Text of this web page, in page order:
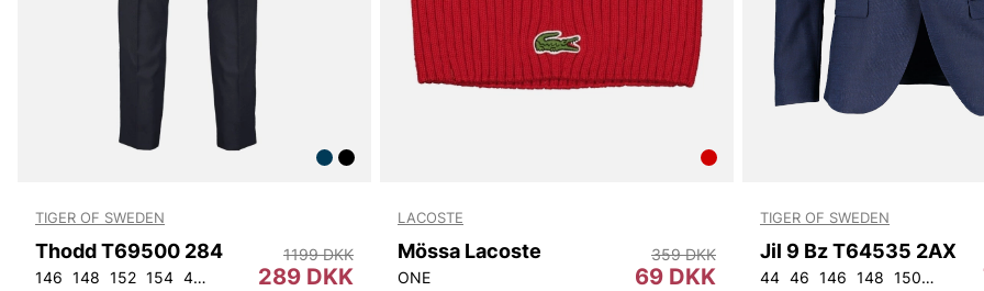
TIGER OF SWEDEN
Thodd T69500 284
146 148 152 154 44 48 50 52 54 92 104
289 DKK
1199 DKK
LACOSTE
Mössa Lacoste
ONE 69 DKK
359 DKK
TIGER OF SWEDEN
Jil 9 Bz T64535 2AX
44 46 146 148 150 152